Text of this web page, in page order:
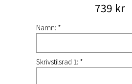
739 kr
Namn: *
Skrivstilsrad 1: *